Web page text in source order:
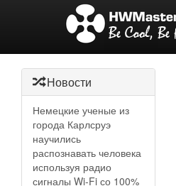
Новости
Немецкие ученые из
города Карлсруэ
научились
распознавать человека
используя радио
сигналы Wi-Fi со 100%